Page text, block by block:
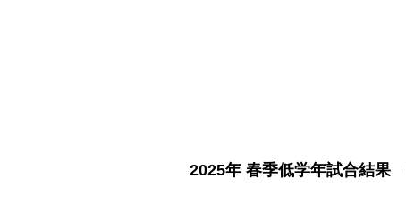
​2025年 春季低学年試合結果